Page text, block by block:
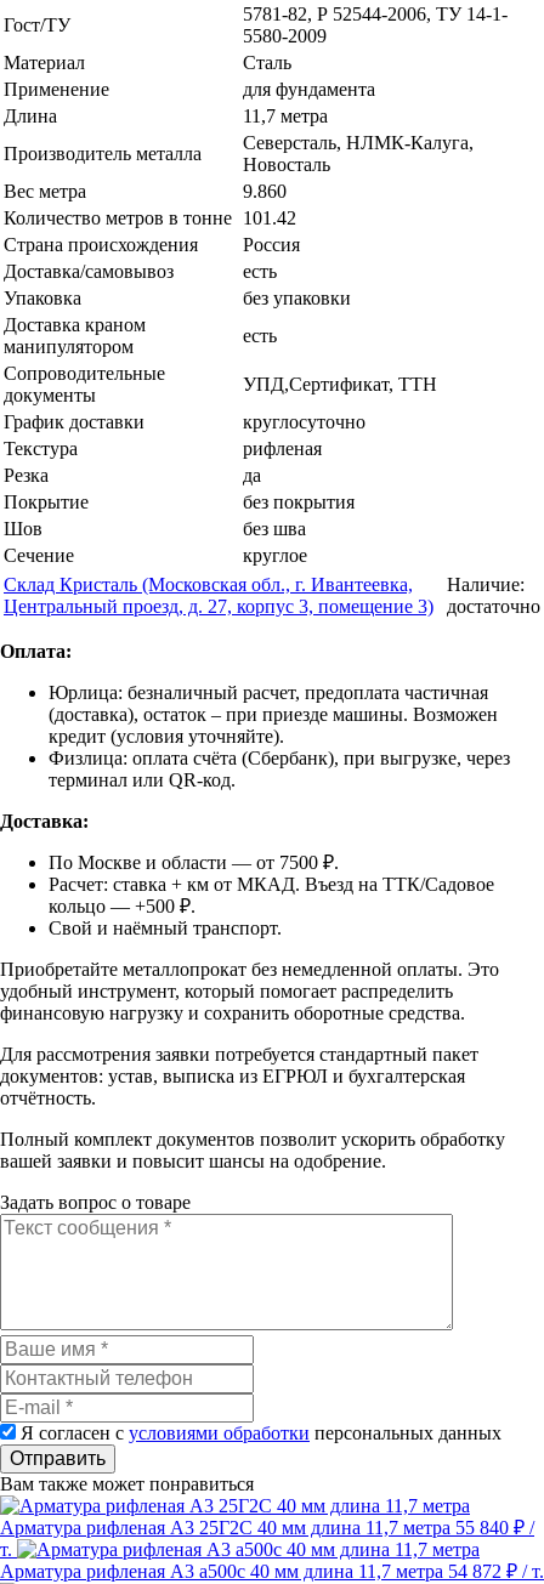
Гост/ТУ
5781-82, Р 52544-2006, ТУ 14-1-
5580-2009
Материал
Сталь
Применение
для фундамента
Длина
11,7 метра
Производитель металла
Северсталь, НЛМК-Калуга,
Новосталь
Вес метра
9.860
Количество метров в тонне 101.42
Страна происхождения
Россия
Доставка/самовывоз
есть
Упаковка
без упаковки
Доставка краном
манипулятором
есть
Сопроводительные
документы
УПД,Сертификат, ТТН
График доставки
круглосуточно
Текстура
рифленая
Резка
да
Покрытие
без покрытия
Шов
без шва
Сечение
круглое
Склад Кристаль (Московская обл., г. Ивантеевка,
Центральный проезд, д. 27, корпус 3, помещение 3)
Наличие:
достаточно
Оплата:
Юрлица: безналичный расчет, предоплата частичная
(доставка), остаток – при приезде машины. Возможен
кредит (условия уточняйте).
Физлица: оплата счёта (Сбербанк), при выгрузке, через
терминал или QR-код.
Доставка:
По Москве и области — от 7500 ₽.
Расчет: ставка + км от МКАД. Въезд на ТТК/Садовое
кольцо — +500 ₽.
Свой и наёмный транспорт.
Приобретайте металлопрокат без немедленной оплаты. Это
удобный инструмент, который помогает распределить
финансовую нагрузку и сохранить оборотные средства.
Для рассмотрения заявки потребуется стандартный пакет
документов: устав, выписка из ЕГРЮЛ и бухгалтерская
отчётность.
Полный комплект документов позволит ускорить обработку
вашей заявки и повысит шансы на одобрение.
Задать вопрос о товаре
Я согласен с условиями обработки персональных данных
Отправить
Вам также может понравиться
Арматура рифленая А3 25Г2С 40 мм длина 11,7 метра 55 840 ₽ /
т.
Арматура рифленая А3 а500с 40 мм длина 11,7 метра 54 872 ₽ / т.